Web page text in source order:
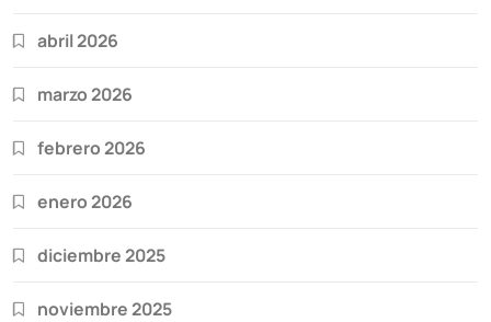
abril 2026
marzo 2026
febrero 2026
enero 2026
diciembre 2025
noviembre 2025